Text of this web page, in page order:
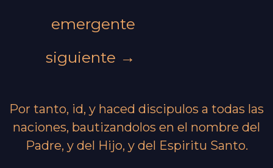
emergente
siguiente →
Por tanto, id, y haced discipulos a todas las
naciones, bautizandolos en el nombre del
Padre, y del Hijo, y del Espiritu Santo.